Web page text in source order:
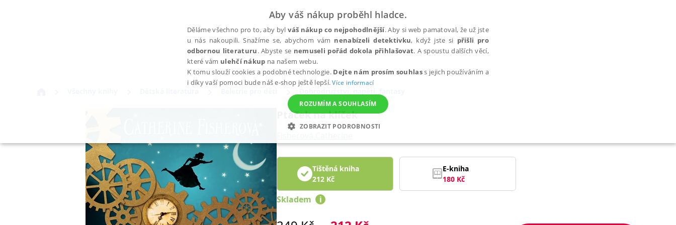
Ptáček na klíček
Tištěná kniha
212 Kč
E-kniha
180 Kč
Skladem i
Aby váš nákup proběhl hladce.
Děláme všechno pro to, aby bylváš nákup co nejpohodlnější. Aby si web pamatoval, že už jste
u nás nakoupili. Snažíme se, abychom vám nenabízeli detektivku, když jste si přišli pro
odbornou literaturu. Abyste se nemuseli pořád dokola přihlašovat. A spoustu dalších věcí,
které vám ulehčí nákup na našem webu.
K tomu slouží cookies a podobné technologie. Dejte nám prosím souhlass jejich používáním a
i díky vaší pomoci bude náš e-shop ještě lepší.Více informací
ROZUMÍM A SOUHLASÍM
ZOBRAZIT PODROBNOSTI
NEZBYTNÉ ANALYTICKÉ MARKETINGOVÉ FUNKČNÍ NEZAŘAZENÉ SOUBORY
Nezbytné Analytické Nezařazené soubory
Nezbytně nutné soubory cookie umožňují základní funkce webových stránek, jako je přihlášení uživatele a správa účtu. Webové stránky nelze bez nezbytně nutných souborů cookie správně používat.
Provider /